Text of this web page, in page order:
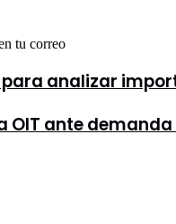
tu correo
para analizar
OIT ante